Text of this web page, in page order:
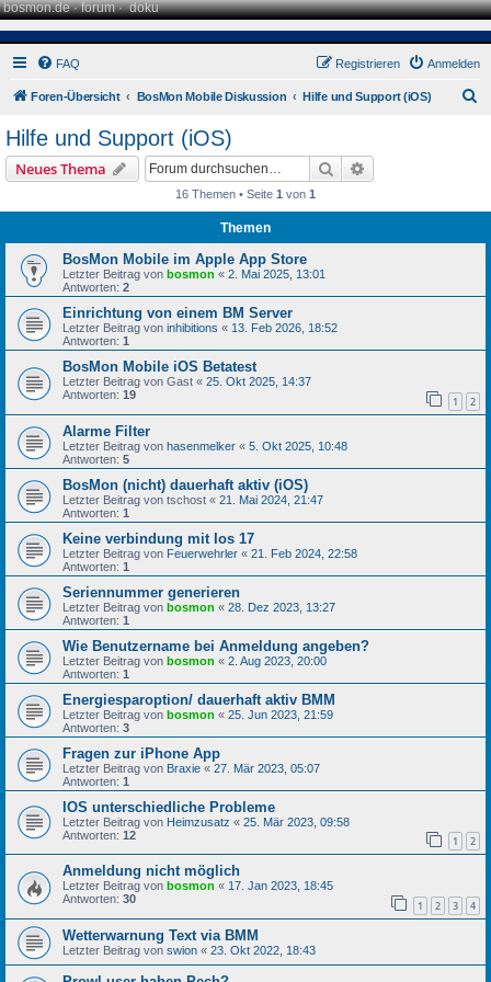
bosmon.de·forum·doku
FAQ Anmelden
Registrieren
Foren-Übersicht BosMon Mobile Diskussion Hilfe und Support (iOS)
Hilfe und Support (iOS)
Neues Thema Suche
16 Themen • Seite 1 von 1
Themen
BosMon Mobile im Apple App Store
Letzter Beitrag von bosmon « 2. Mai 2025, 13:01
Antworten: 2
Einrichtung von einem BM Server
Letzter Beitrag von inhibitions « 13. Feb 2026, 18:52
Antworten: 1
BosMon Mobile iOS Betatest
Letzter Beitrag von Gast « 25. Okt 2025, 14:37
Antworten: 19 1 2
Alarme Filter
Letzter Beitrag von hasenmelker « 5. Okt 2025, 10:48
Antworten: 5
BosMon (nicht) dauerhaft aktiv (iOS)
Letzter Beitrag von tschost « 21. Mai 2024, 21:47
Antworten: 1
Keine verbindung mit Ios 17
Letzter Beitrag von Feuerwehrler « 21. Feb 2024, 22:58
Antworten: 1
Seriennummer generieren
Letzter Beitrag von bosmon « 28. Dez 2023, 13:27
Antworten: 1
Wie Benutzername bei Anmeldung angeben?
Letzter Beitrag von bosmon « 2. Aug 2023, 20:00
Antworten: 1
Energiesparoption/ dauerhaft aktiv BMM
Letzter Beitrag von bosmon « 25. Jun 2023, 21:59
Antworten: 3
Fragen zur iPhone App
Letzter Beitrag von Braxie « 27. Mär 2023, 05:07
Antworten: 1
IOS unterschiedliche Probleme
Letzter Beitrag von Heimzusatz « 25. Mär 2023, 09:58
Antworten: 12 1 2
Anmeldung nicht möglich
Letzter Beitrag von bosmon « 17. Jan 2023, 18:45
Antworten: 30 1 2 3 4
Wetterwarnung Text via BMM
Letzter Beitrag von swion « 23. Okt 2022, 18:43